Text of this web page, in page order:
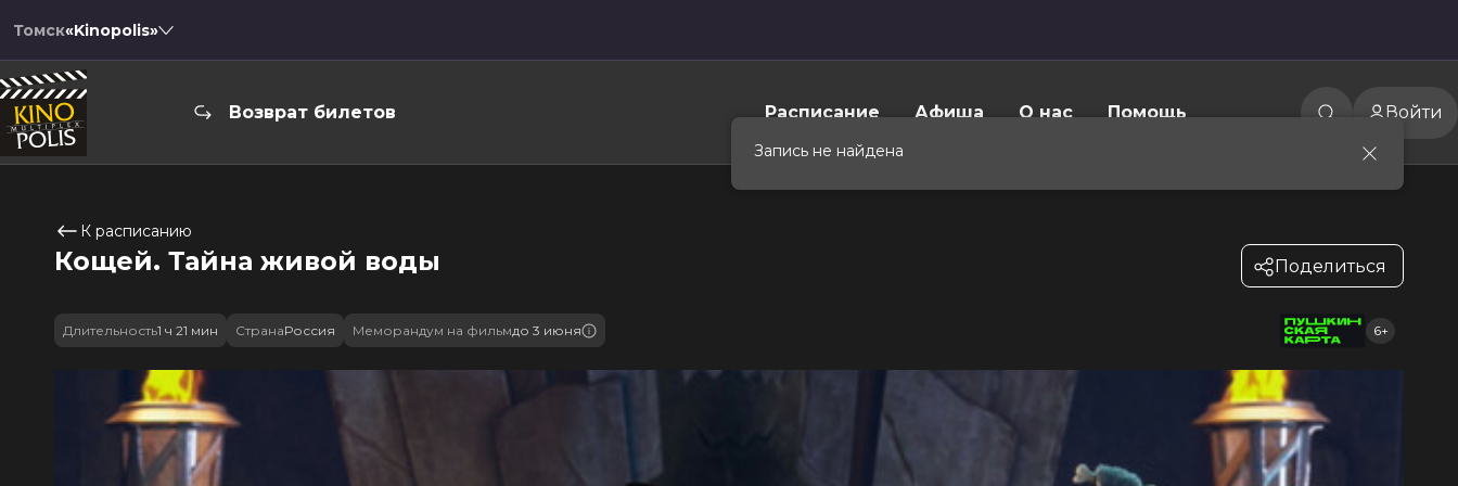
Томск«Kinopolis»
Возврат билетов Расписание Афиша О нас Помощь Войти
К расписанию
Кощей. Тайна живой воды Поделиться
Длительность1 ч 21 мин СтранаРоссия Меморандум на фильмдо 3 июня 6+
Запись не найдена